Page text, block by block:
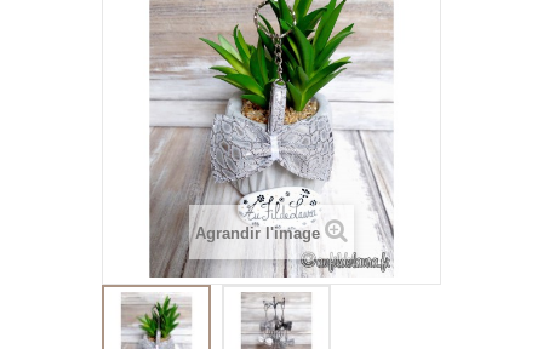
Agrandir l'image